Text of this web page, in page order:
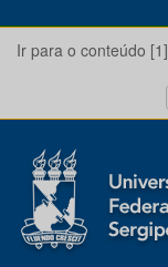
Ir para o conteúdo [1]